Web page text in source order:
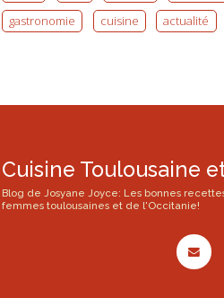
gastronomie
cuisine actualité
Cuisine Toulousaine
Blog de Josyane Joyce: Les bonnes
femmes toulousaines et de l'Occitanie!